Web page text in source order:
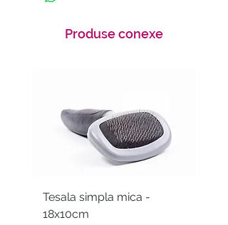
Produse conexe
Tesala simpla mica -
18x10cm